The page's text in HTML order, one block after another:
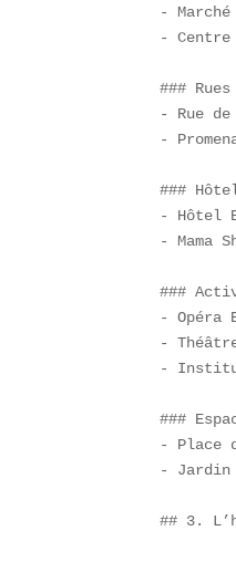
-
- Centre
###
- Rue
-
###
- Hôtel
- Mama
###
-
-
- Institut
###
- Place
-
## 3.